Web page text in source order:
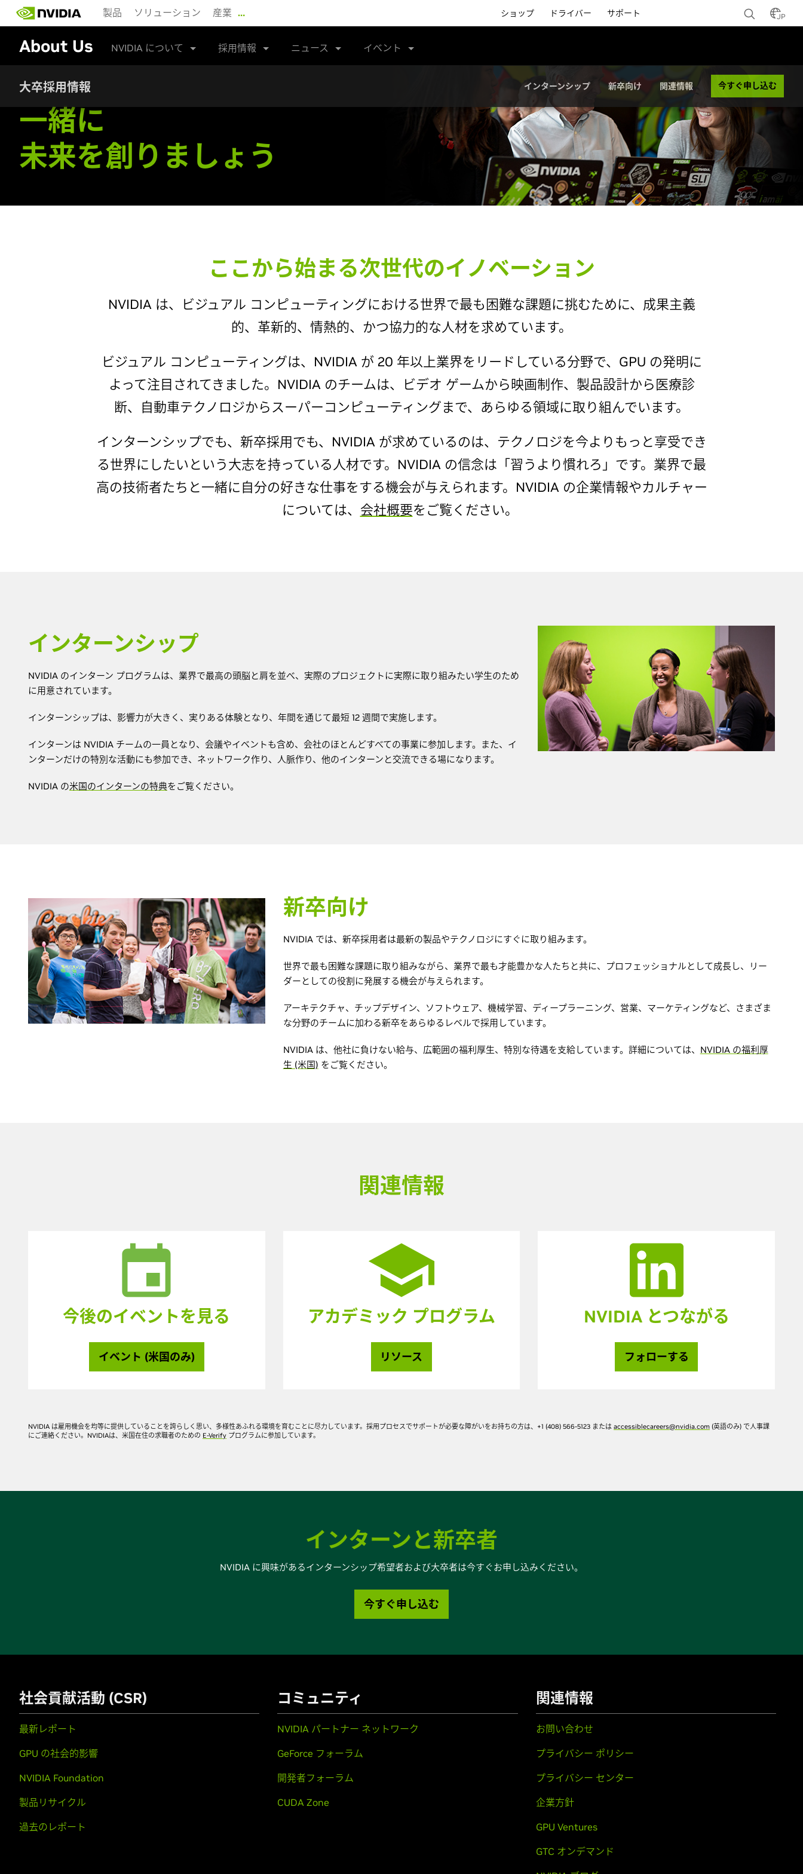
main
content
製品 ソリューション 産業 … ショップ ドライバー サポート JP
About Us NVIDIA について 採用情報 ニュース イベント
大卒採用情報 インターンシップ 新卒向け 関連情報 今すぐ申し込む
一緒に
未来を創りましょう
ここから始まる次世代のイノベーション
NVIDIA は、ビジュアル コンピューティングにおける世界で最も困難な課題に挑むために、成果主義
的、革新的、情熱的、かつ協力的な人材を求めています。
ビジュアル コンピューティングは、NVIDIA が 20 年以上業界をリードしている分野で、GPU の発明に
よって注目されてきました。NVIDIA のチームは、ビデオ ゲームから映画制作、製品設計から医療診
断、自動車テクノロジからスーパーコンピューティングまで、あらゆる領域に取り組んでいます。
インターンシップでも、新卒採用でも、NVIDIA が求めているのは、テクノロジを今よりもっと享受でき
る世界にしたいという大志を持っている人材です。NVIDIA の信念は「習うより慣れろ」です。業界で最
高の技術者たちと一緒に自分の好きな仕事をする機会が与えられます。NVIDIA の企業情報やカルチャー
については、 会社概要をご覧ください。
インターンシップ
NVIDIA のインターン プログラムは、業界で最高の頭脳と肩を並べ、実際のプロジェクトに実際に取り組みたい学生のため
に用意されています。
インターンシップは、影響力が大きく、実りある体験となり、年間を通じて最短 12 週間で実施します。
インターンは NVIDIA チームの一員となり、会議やイベントも含め、会社のほとんどすべての事業に参加します。また、イ
ンターンだけの特別な活動にも参加でき、ネットワーク作り、人脈作り、他のインターンと交流できる場になります。
NVIDIA の米国のインターンの特典をご覧ください。
新卒向け
NVIDIA では、新卒採用者は最新の製品やテクノロジにすぐに取り組みます。
世界で最も困難な課題に取り組みながら、業界で最も才能豊かな人たちと共に、プロフェッショナルとして成長し、リー
ダーとしての役割に発展する機会が与えられます。
アーキテクチャ、チップデザイン、ソフトウェア、機械学習、ディープラーニング、営業、マーケティングなど、さまざま
な分野のチームに加わる新卒をあらゆるレベルで採用しています。
NVIDIA は、他社に負けない給与、広範囲の福利厚生、特別な待遇を支給しています。詳細については、 NVIDIA の福利厚
生 (米国) をご覧ください。
関連情報
今後のイベントを見る
イベント (米国のみ)
アカデミック プログラム
リソース
NVIDIA とつながる
フォローする
NVIDIA は雇用機会を均等に提供していることを誇らしく思い、多様性あふれる環境を育むことに尽力しています。採用プロセスでサポートが必要な障がいをお持ちの方は、+1 (408) 566-5123 または accessiblecareers@nvidia.com (英語のみ) で人事課
にご連絡ください。NVIDIAは、米国在住の求職者のための E-Verify プログラムに参加しています。
インターンと新卒者
NVIDIA に興味があるインターンシップ希望者および大卒者は今すぐお申し込みください。
今すぐ申し込む
社会貢献活動 (CSR)
最新レポート
GPU の社会的影響
NVIDIA Foundation
製品リサイクル
過去のレポート
コミュニティ
NVIDIA パートナー ネットワーク
GeForce フォーラム
開発者フォーラム
CUDA Zone
関連情報
お問い合わせ
プライバシー ポリシー
プライバシー センター
企業方針
GPU Ventures
GTC オンデマンド